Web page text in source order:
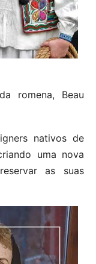
romena, Beau
nativos de
uma nova
as suas